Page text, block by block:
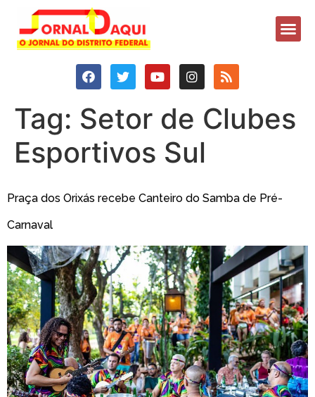
Tag: Setor de Clubes
Esportivos Sul
Praça dos Orixás recebe Canteiro do Samba de Pré-
Carnaval